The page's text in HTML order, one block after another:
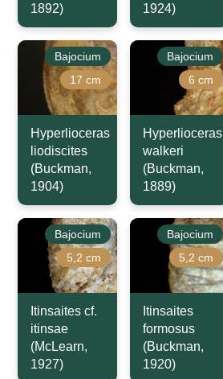
1892)
1924)
Bajocium
17 cm
Hyperlioceras
liodiscites
(Buckman,
1904)
Bajocium
6 cm
Hyperlioceras
walkeri
(Buckman,
1889)
Bajocium
5,2 cm
Itinsaites cf.
itinsae
(McLearn,
1927)
Bajocium
5,2 cm
Itinsaites
formosus
(Buckman,
1920)